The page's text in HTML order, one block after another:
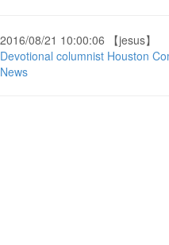
2016/08/21 10:00:06 【jesus】
Devotional columnist Houston
News